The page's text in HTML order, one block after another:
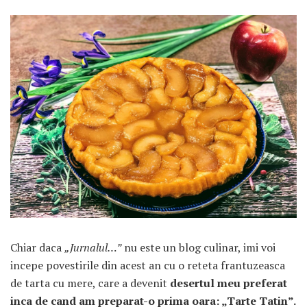
Chiar daca„Jurnalul…”nu este un blog culinar, imi voi
incepe povestirile din acest an cu o reteta frantuzeasca
de tarta cu mere, care a devenit desertul meu preferat
inca de cand am preparat-o prima oara: „Tarte Tatin”.
ARTICOLE RECENTE
„Jurnalul Alinutei”
implineste azi 10 ani!
25 NOIEMBRIE 2024
„Let’s Talk About
Menopause” – dincolo de a
2 APRILIE 2024
Un weekend in La Spezia si
Cinque Terre